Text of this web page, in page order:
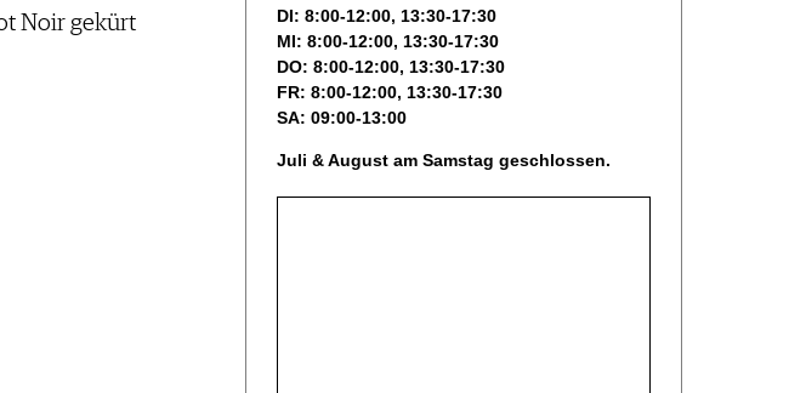
Noir gekürt
DI: 8:00-12:00, 13:30-17:30
MI: 8:00-12:00, 13:30-17:30
DO: 8:00-12:00, 13:30-17:30
FR: 8:00-12:00, 13:30-17:30
SA: 09:00-13:00
Juli & August am Samstag geschlossen.